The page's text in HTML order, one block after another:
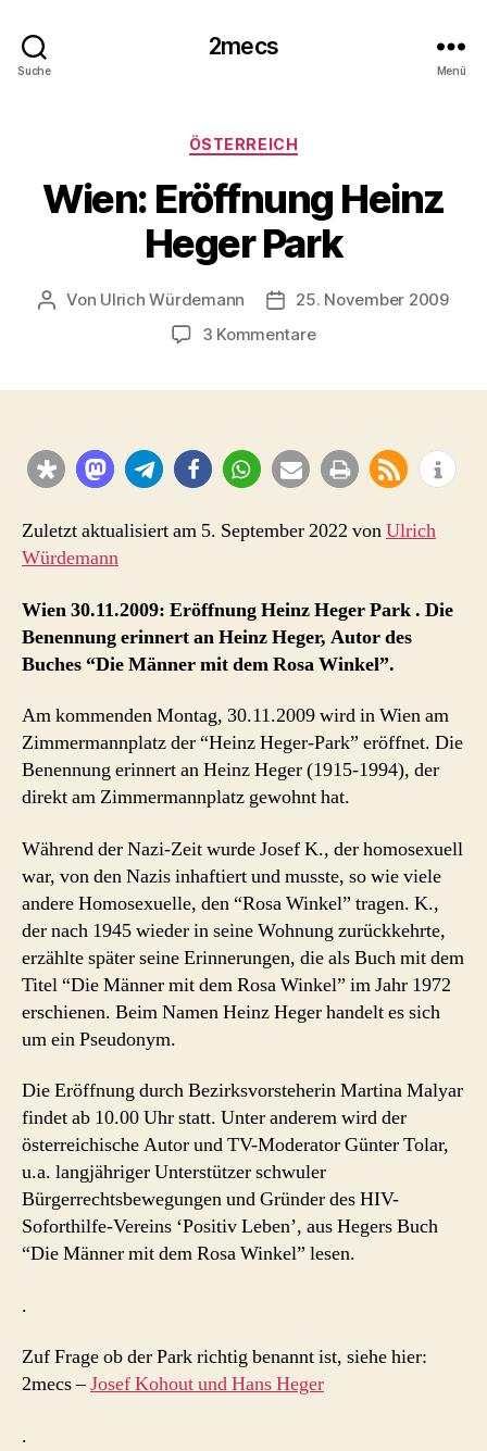
Suche
2mecs
Menü
Kategorien
ÖSTERREICH
Wien: Eröffnung Heinz
Heger Park
Beitragsautor
Von Ulrich Würdemann Beitragsdatum
25. November 2009
3 Kommentarezu
Park
Zuletzt aktualisiert am 5. September 2022 vonUlrich
Würdemann
Wien 30.11.2009: Eröffnung Heinz Heger Park . Die
Benennung erinnert an Heinz Heger, Autor des
Buches “Die Männer mit dem Rosa Winkel”.
Am kommenden Montag, 30.11.2009 wird in Wien am
Zimmermannplatz der “Heinz Heger-Park” eröffnet. Die
Benennung erinnert an Heinz Heger (1915-1994), der
direkt am Zimmermannplatz gewohnt hat.
Während der Nazi-Zeit wurde Josef K., der homosexuell
war, von den Nazis inhaftiert und musste, so wie viele
andere Homosexuelle, den “Rosa Winkel” tragen. K.,
der nach 1945 wieder in seine Wohnung zurückkehrte,
erzählte später seine Erinnerungen, die als Buch mit dem
Titel “Die Männer mit dem Rosa Winkel” im Jahr 1972
erschienen. Beim Namen Heinz Heger handelt es sich
um ein Pseudonym.
Die Eröffnung durch Bezirksvorsteherin Martina Malyar
findet ab 10.00 Uhr statt. Unter anderem wird der
österreichische Autor und TV-Moderator Günter Tolar,
u.a. langjähriger Unterstützer schwuler
Bürgerrechtsbewegungen und Gründer des HIV-
Soforthilfe-Vereins ‘Positiv Leben’, aus Hegers Buch
“Die Männer mit dem Rosa Winkel” lesen.
.
Zuf Frage ob der Park richtig benannt ist, siehe hier:
2mecs –Josef Kohout und Hans Heger
.